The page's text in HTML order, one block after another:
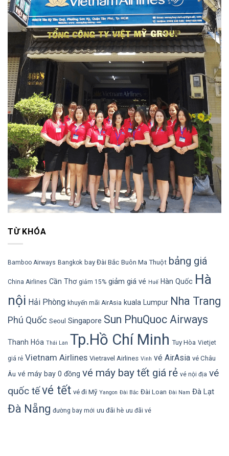
TỪ KHÓA
Bamboo Airways Bangkok bay Đài Bắc Buôn Ma Thuột bảng giá
China Airlines Cần Thơ giảm 15% giảm giá vé Huế Hàn Quốc Hà
nội Hải Phòng khuyến mãi AirAsia kuala Lumpur Nha Trang
Phú Quốc Seoul Singapore Sun PhuQuoc Airways
Thanh Hóa Thái Lan Tp.Hồ Chí Minh Tuy Hòa Vietjet
giá rẻ Vietnam Airlines Vietravel Airlines Vinh vé AirAsia vé Châu
Âu vé máy bay 0 đồng vé máy bay tết giá rẻ vé nội địa vé
quốc tếvé tết vé đi Mỹ Yangon Đài Bắc Đài Loan Đài Nam Đà Lạt
Đà Nẵng đường bay mới ưu đãi hè ưu đãi vé